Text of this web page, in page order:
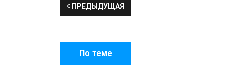
ПРЕДЫДУЩАЯ
По теме